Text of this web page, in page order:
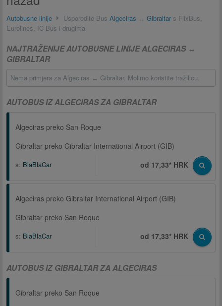
Autobusne linije Usporedite Bus Algeciras ↔ Gibraltar s FlixBus,
Eurolines, IC Bus i drugima
NAJTRAŽENIJE AUTOBUSNE LINIJE ALGECIRAS ↔
GIBRALTAR
Nema primjera za Algeciras ↔ Gibraltar. Molimo koristite tražilicu.
AUTOBUS IZ ALGECIRAS ZA GIBRALTAR
Algeciras preko San Roque
Gibraltar preko Gibraltar International Airport (GIB)
s: BlaBlaCar od 17,33* HRK
Algeciras preko Gibraltar International Airport (GIB)
Gibraltar preko San Roque
s: BlaBlaCar od 17,33* HRK
AUTOBUS IZ GIBRALTAR ZA ALGECIRAS
Gibraltar preko San Roque